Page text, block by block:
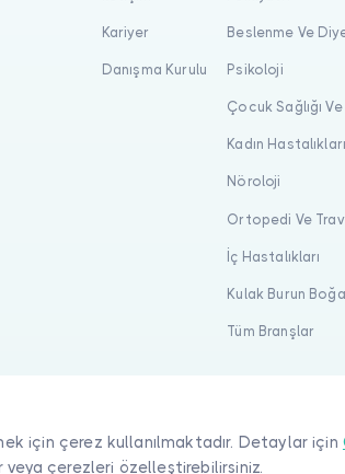
için çerez kullanılmaktadır. Detaylar için
veya çerezleri özelleştirebilirsiniz.
Kariyer
Danışma Kurulu
Beslenme Ve
Psikoloji
Çocuk Sağlığı
Kadın
Nöroloji
Ortopedi Ve
İç Hastalıkları
Kulak Burun
Tüm Branşlar